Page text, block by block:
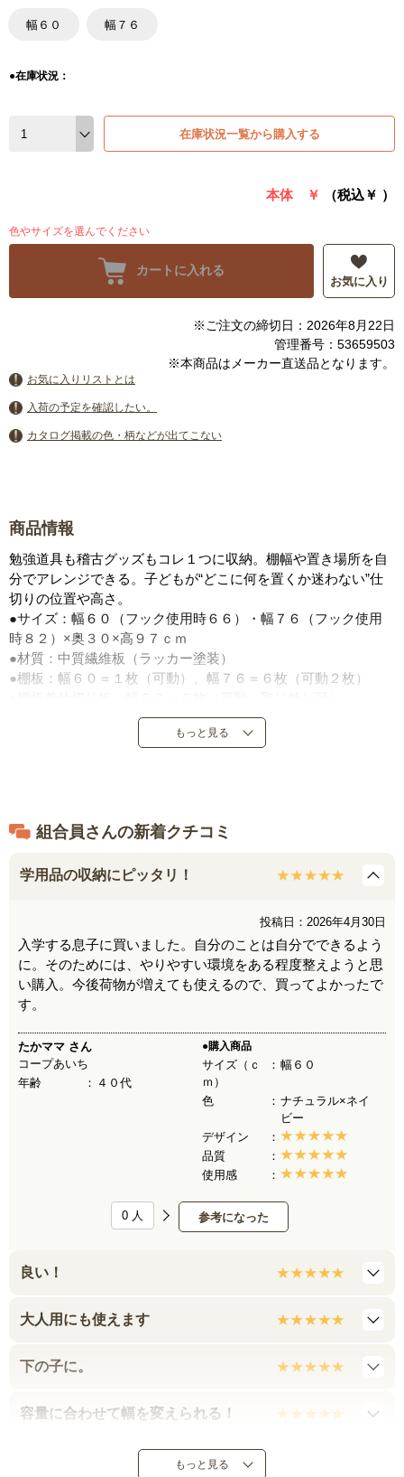
幅６０ 幅７６
●在庫状況：
在庫状況一覧から購入する
本体 ￥ （税込￥ ）
色やサイズを選んでください
カートに入れる
お気に入り
※ご注文の締切日：2026年8月22日
管理番号：53659503
※本商品はメーカー直送品となります。
お気に入りリストとは
入荷の予定を確認したい。
カタログ掲載の色・柄などが出てこない
商品情報
勉強道具も稽古グッズもコレ１つに収納。棚幅や置き場所を自
分でアレンジできる。子どもが“どこに何を置くか迷わない”仕
切りの位置や高さ。
●サイズ：幅６０（フック使用時６６）・幅７６（フック使用
時８２）×奥３０×高９７ｃｍ
●材質：中質繊維板（ラッカー塗装）
●棚板：幅６０＝１枚（可動）、幅７６＝６枚（可動２枚）
●耐荷重：天板＝１０ｋｇ（共通）
もっと見る
組合員さんの新着クチコミ
学用品の収納にピッタリ！
投稿日：2026年4月30日
入学する息子に買いました。自分のことは自分でできるよう
に。そのためには、やりやすい環境をある程度整えようと思
い購入。今後荷物が増えても使えるので、買ってよかったで
す。
たかママ さん
コープあいち
年齢
４０代
●購入商品
サイズ（ｃ
ｍ）
幅６０
色
ナチュラル×ネイ
ビー
デザイン
品質
使用感
参考になった
0 人
良い！
大人用にも使えます
下の子に。
容量に合わせて幅を変えられる！
もっと見る